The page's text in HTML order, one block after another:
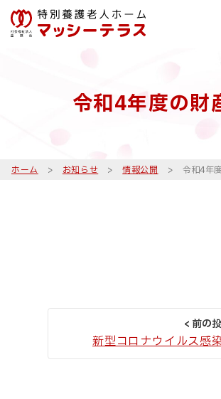
令和4年度の財
ホーム > お知らせ > 情報公開 > 令和4年
新型コロナウイルス感